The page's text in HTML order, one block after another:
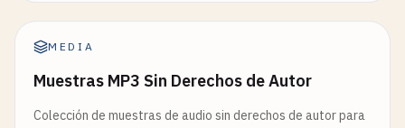
MEDIA
Muestras MP3 Sin Derechos de Autor
Colección de muestras de audio sin derechos de autor para